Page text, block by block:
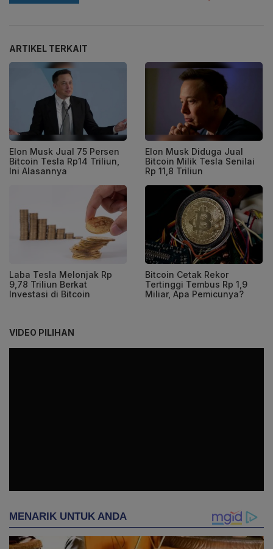
ARTIKEL TERKAIT
Elon Musk Jual 75 Persen
Bitcoin Tesla Rp14 Triliun,
Ini Alasannya
Elon Musk Diduga Jual
Bitcoin Milik Tesla Senilai
Rp 11,8 Triliun
Laba Tesla Melonjak Rp
9,78 Triliun Berkat
Investasi di Bitcoin
Bitcoin Cetak Rekor
Tertinggi Tembus Rp 1,9
Miliar, Apa Pemicunya?
VIDEO PILIHAN